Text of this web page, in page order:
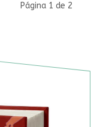
Página 1 de 2